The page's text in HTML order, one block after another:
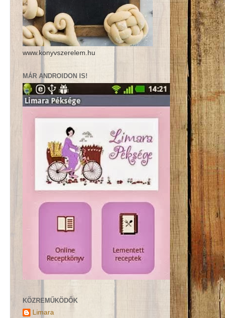
www.konyvszerelem.hu
MÁR ANDROIDON IS!
KÖZREMŰKÖDŐK
Limara